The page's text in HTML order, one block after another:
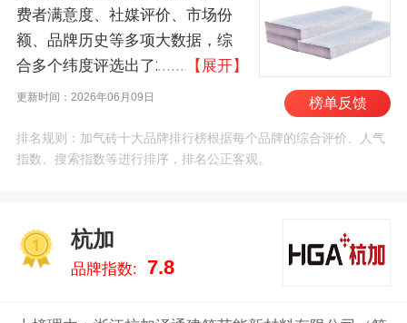
费者满意度、社媒评价、市场份
额、品牌历史等多项大数据，综
合多个纬度评选出了2026年加气
砖十大品牌排行榜，其中前十名
气、汇能新材料、发展建
材/GDG、优博络客/UBlok、古景
于用最真实的数据告诉您加气砖
什么牌子好，供您参考。
【展开】
更新时间：2026年06月09日 榜单反馈
排名规则：加气砖十大品牌排行榜根据每个品牌的综合评价、人气
指数、搜索指数等进行排序，排名公正客观。
1
杭加
品牌指数: 7.8